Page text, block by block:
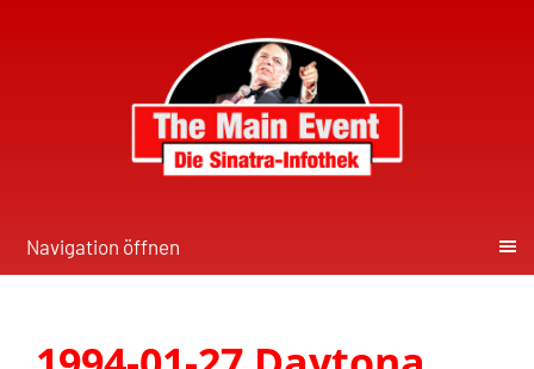
Navigation öffnen